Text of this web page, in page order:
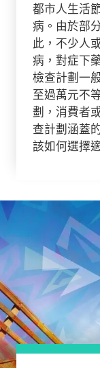
都市人生活
病。由於部
此，不少人
病，對症下
檢查計劃一
至過萬元不
劃，消費者
查計劃涵蓋
該如何選擇